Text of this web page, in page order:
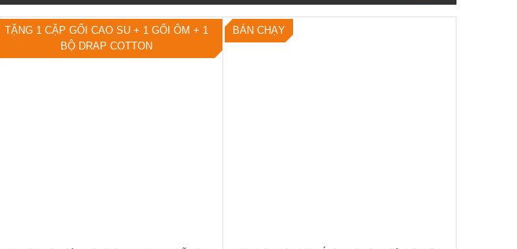
Xem tất cả »
TẶNG 1 CẶP GỐI CAO SU + 1 GỐI ÔM + 1